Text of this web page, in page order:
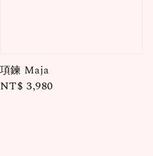
項鍊 Maja
Regular
NT$ 3,980